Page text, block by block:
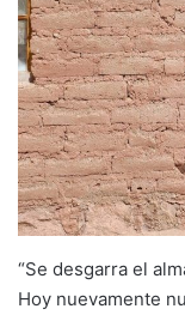
“Se desgarra el
Hoy nuevamente